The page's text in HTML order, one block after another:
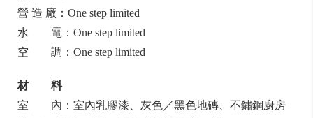
營 造 廠：One step limited
水 電：One step limited
空 調：One step limited
材 料
室 內：室內乳膠漆、灰色／黑色地磚、不鏽鋼廚房